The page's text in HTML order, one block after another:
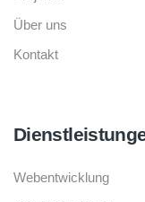
Über uns
Kontakt
Webentwicklung